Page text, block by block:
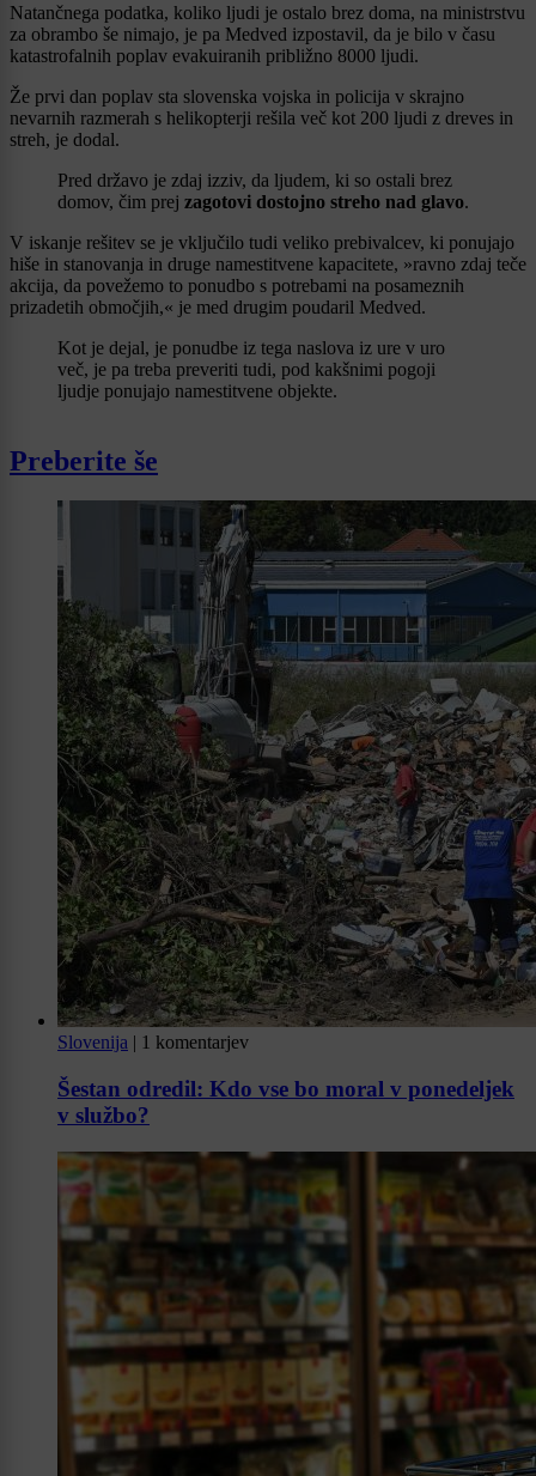
Natančnega podatka, koliko ljudi je ostalo brez doma, na ministrstvu
za obrambo še nimajo, je pa Medved izpostavil, da je bilo v času
katastrofalnih poplav evakuiranih približno 8000 ljudi.
Že prvi dan poplav sta slovenska vojska in policija v skrajno
nevarnih razmerah s helikopterji rešila več kot 200 ljudi z dreves in
streh, je dodal.
Pred državo je zdaj izziv, da ljudem, ki so ostali brez
domov, čim prej zagotovi dostojno streho nad glavo.
V iskanje rešitev se je vključilo tudi veliko prebivalcev, ki ponujajo
hiše in stanovanja in druge namestitvene kapacitete, »ravno zdaj teče
akcija, da povežemo to ponudbo s potrebami na posameznih
prizadetih območjih,« je med drugim poudaril Medved.
Kot je dejal, je ponudbe iz tega naslova iz ure v uro
več, je pa treba preveriti tudi, pod kakšnimi pogoji
ljudje ponujajo namestitvene objekte.
Preberite še
Slovenija | 1 komentarjev
Šestan odredil: Kdo vse bo moral v ponedeljek
v službo?